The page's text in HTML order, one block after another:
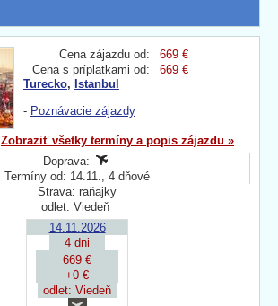
Cena zájazdu od:
669 €
Cena s príplatkami od:
669 €
Turecko, Istanbul
- Poznávacie zájazdy
Zobraziť všetky termíny a popis zájazdu »
Doprava:
Termíny od: 14.11., 4 dňové
Strava: raňajky
odlet: Viedeň
14.11.2026
4 dni
669 €
+0 €
odlet: Viedeň